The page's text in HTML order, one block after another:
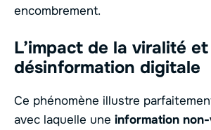
encombrement.
L’impact de la viralité
désinformation digitale
Ce phénomène illustre
avec laquelle une information